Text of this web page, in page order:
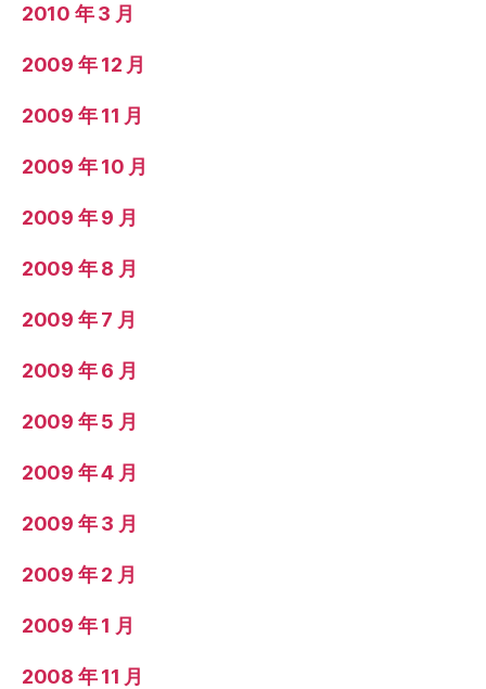
2010 年 3 月
2009 年 12 月
2009 年 11 月
2009 年 10 月
2009 年 9 月
2009 年 8 月
2009 年 7 月
2009 年 6 月
2009 年 5 月
2009 年 4 月
2009 年 3 月
2009 年 2 月
2009 年 1 月
2008 年 11 月